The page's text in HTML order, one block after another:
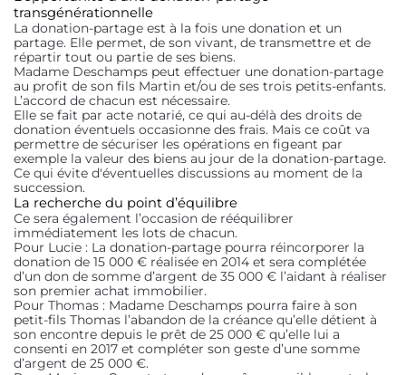
transgénérationnelle
La donation-partage est à la fois une donation et un
partage. Elle permet, de son vivant, de transmettre et de
répartir tout ou partie de ses biens.
Madame Deschamps peut effectuer une donation-partage
au profit de son fils Martin et/ou de ses trois petits-enfants.
L’accord de chacun est nécessaire.
Elle se fait par acte notarié, ce qui au-délà des droits de
donation éventuels occasionne des frais. Mais ce coût va
permettre de sécuriser les opérations en figeant par
exemple la valeur des biens au jour de la donation-partage.
Ce qui évite d'éventuelles discussions au moment de la
succession.
La recherche du point d’équilibre
Ce sera également l’occasion de rééquilibrer
immédiatement les lots de chacun.
Pour Lucie : La donation-partage pourra réincorporer la
donation de 15 000 € réalisée en 2014 et sera complétée
d’un don de somme d’argent de 35 000 € l’aidant à réaliser
son premier achat immobilier.
Pour Thomas : Madame Deschamps pourra faire à son
petit-fils Thomas l’abandon de la créance qu’elle détient à
son encontre depuis le prêt de 25 000 € qu’elle lui a
consenti en 2017 et compléter son geste d’une somme
d’argent de 25 000 €.